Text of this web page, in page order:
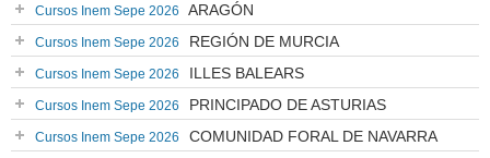
Cursos Inem Sepe 2026 ARAGÓN
Cursos Inem Sepe 2026 REGIÓN DE MURCIA
Cursos Inem Sepe 2026 ILLES BALEARS
Cursos Inem Sepe 2026 PRINCIPADO DE ASTURIAS
Cursos Inem Sepe 2026 COMUNIDAD FORAL DE NAVARRA